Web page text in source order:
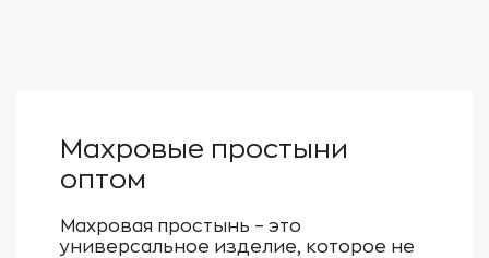
Махровые простыни
оптом
Махровая простынь – это
универсальное изделие, которое не